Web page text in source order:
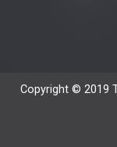
Copyright © 2019